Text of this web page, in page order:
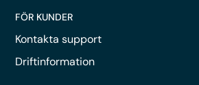
FÖR KUNDER
Kontakta support
Driftinformation